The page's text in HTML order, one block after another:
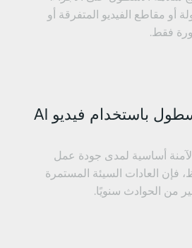
مقاطع الفيديو المتفرقة أو
فقط.
عزز سلامة الأسطول باستخدام فيديو AI
أساسية لمدى جودة عمل
العادات السيئة المستمرة
سنويًا.